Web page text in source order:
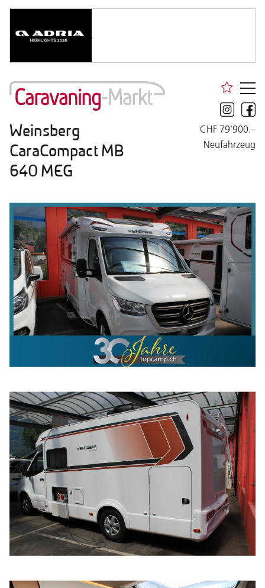
Weinsberg
CaraCompact MB
640 MEG
CHF 79'900.–
Neufahrzeug